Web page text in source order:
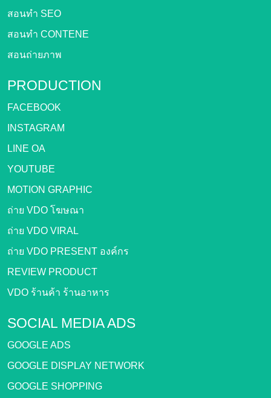
สอนทำ SEO
สอนทำ CONTENE
สอนถ่ายภาพ
PRODUCTION
FACEBOOK
INSTAGRAM
LINE OA
YOUTUBE
MOTION GRAPHIC
ถ่าย VDO โฆษณา
ถ่าย VDO VIRAL
ถ่าย VDO PRESENT องค์กร
REVIEW PRODUCT
VDO ร้านค้า ร้านอาหาร
SOCIAL MEDIA ADS
GOOGLE ADS
GOOGLE DISPLAY NETWORK
GOOGLE SHOPPING